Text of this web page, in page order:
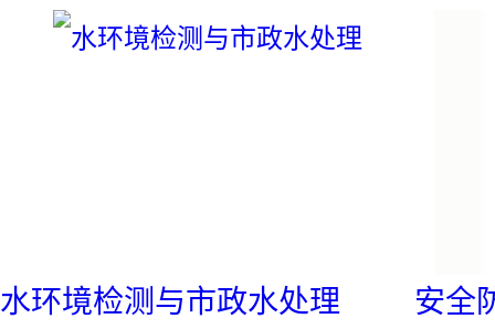
智慧安全产品
水环境检测与市政水处理 安全